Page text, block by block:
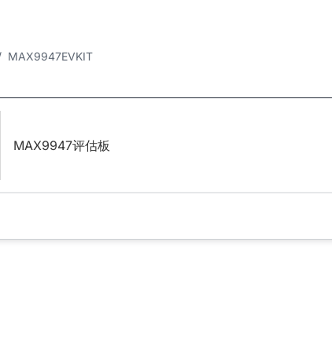
MAX9947EVKIT
MAX9947评估板